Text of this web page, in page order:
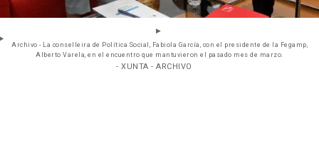
Archivo - La conselleira de Política Social, Fabiola García, con el presidente de la Fegamp,
Alberto Varela, en el encuentro que mantuvieron el pasado mes de marzo.
- XUNTA - ARCHIVO